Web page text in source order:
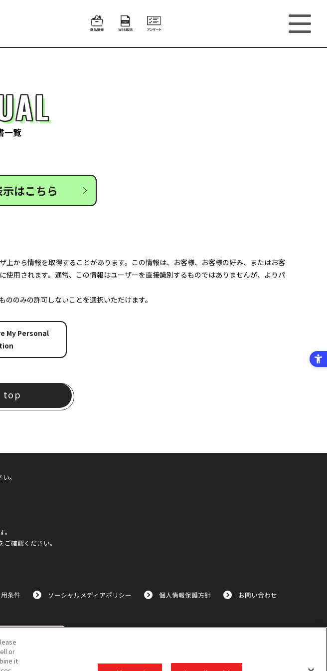
一覧
はこちら
から情報を取得することがあります。この情報は、お客様、お客様の好み、またはお客
用されます。通常、この情報はユーザーを直接識別するものではありませんが、よりパ
のみの許可しないことを選択いただけます。
My Personal
top
。
ご確認ください。
条件 ソーシャルメディアポリシー 個人情報保護方針 お問い合わせ
or
it